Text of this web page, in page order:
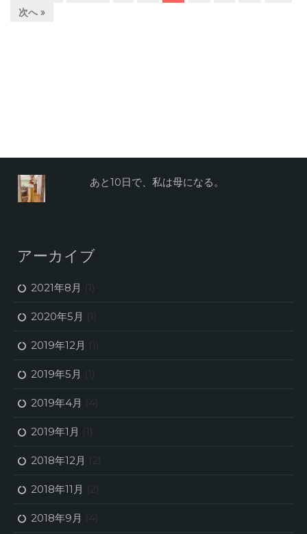
次へ »
あと10日で、私は母になる。
アーカイブ
2021年8月 (1)
2020年5月 (1)
2019年12月 (1)
2019年5月 (1)
2019年4月 (4)
2019年1月 (1)
2018年12月 (2)
2018年11月 (2)
2018年9月 (4)